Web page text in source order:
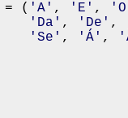
= ( 'A' , 'E' ,
'Da' , 'De' ,
'Se' , 'Á' ,